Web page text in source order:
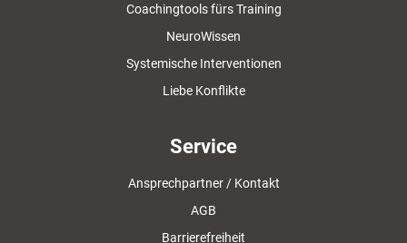
Coachingtools fürs Training
NeuroWissen
Systemische Interventionen
Liebe Konflikte
Service
Ansprechpartner / Kontakt
AGB
Barrierefreiheit